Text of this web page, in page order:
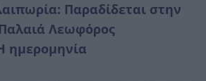
Παραδίδεται στην
Λεωφόρος
ημερομηνία